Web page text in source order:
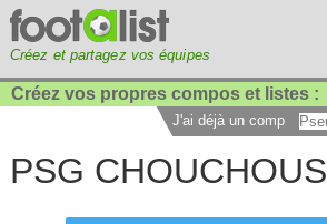
Créez et partagez vos équipes
Créez vos propres compos et listes :
J'ai déjà un compte :
PSG CHOUCHOUS